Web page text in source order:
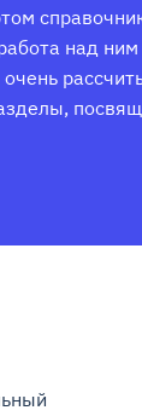
над